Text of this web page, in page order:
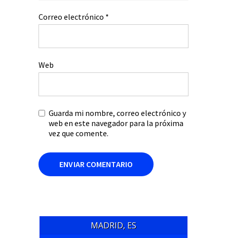
Correo electrónico *
Web
Guarda mi nombre, correo electrónico y
web en este navegador para la próxima
vez que comente.
MADRID, ES